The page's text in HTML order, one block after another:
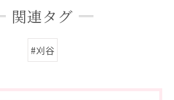
関連タグ
#刈谷